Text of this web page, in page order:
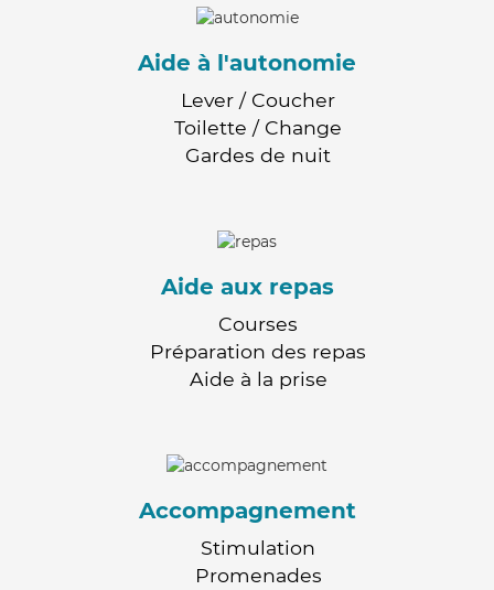
Aide à l'autonomie
Lever / Coucher
Toilette / Change
Gardes de nuit
Aide aux repas
Courses
Préparation des repas
Aide à la prise
Accompagnement
Stimulation
Promenades